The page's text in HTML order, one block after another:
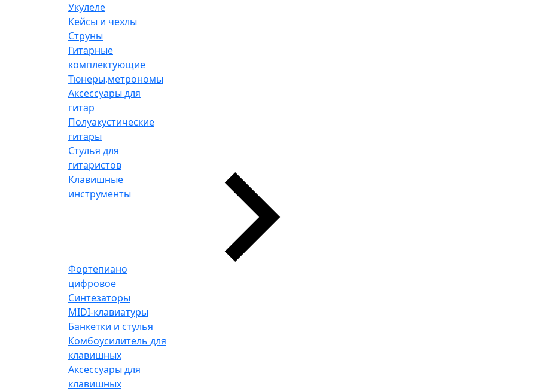
Укулеле
Кейсы и чехлы
Струны
Гитарные
комплектующие
Тюнеры,метрономы
Аксессуары для
гитар
Полуакустические
гитары
Стулья для
гитаристов
Клавишные
инструменты
Фортепиано
цифровое
Синтезаторы
MIDI-клавиатуры
Банкетки и стулья
Комбоусилитель для
клавишных
Аксессуары для
клавишных